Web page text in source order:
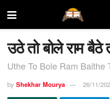
उठे तो बोले राम बैठे
Uthe To Bole Ram Baithe
by Shekhar Mourya 26/11/